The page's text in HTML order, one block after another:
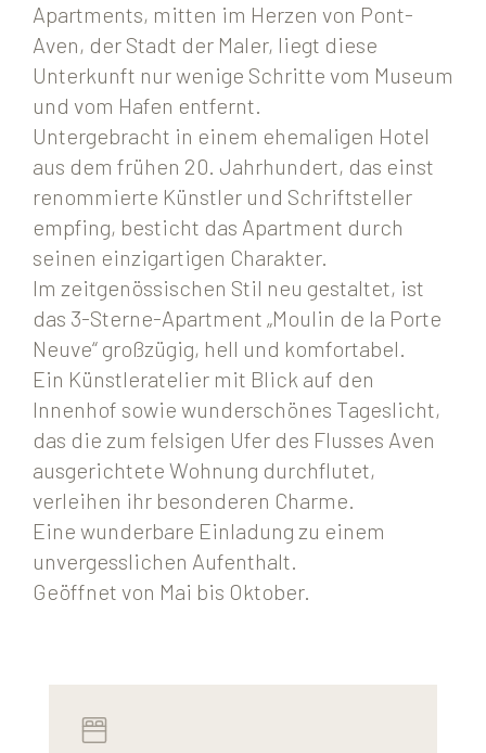
Apartments, mitten im Herzen von Pont-
Aven, der Stadt der Maler, liegt diese
Unterkunft nur wenige Schritte vom Museum
und vom Hafen entfernt.
Untergebracht in einem ehemaligen Hotel
aus dem frühen 20. Jahrhundert, das einst
renommierte Künstler und Schriftsteller
empfing, besticht das Apartment durch
seinen einzigartigen Charakter.
Im zeitgenössischen Stil neu gestaltet, ist
das 3-Sterne-Apartment „Moulin de la Porte
Neuve“ großzügig, hell und komfortabel.
Ein Künstleratelier mit Blick auf den
Innenhof sowie wunderschönes Tageslicht,
das die zum felsigen Ufer des Flusses Aven
ausgerichtete Wohnung durchflutet,
verleihen ihr besonderen Charme.
Eine wunderbare Einladung zu einem
unvergesslichen Aufenthalt.
Geöffnet von Mai bis Oktober.